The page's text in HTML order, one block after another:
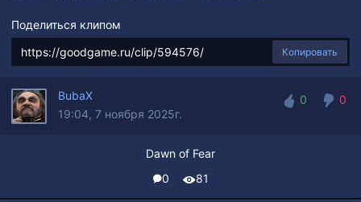
Поделиться клипом
Копировать
BubaX
19:04, 7 ноября 2025г.
0
0
Dawn of Fear
0
81